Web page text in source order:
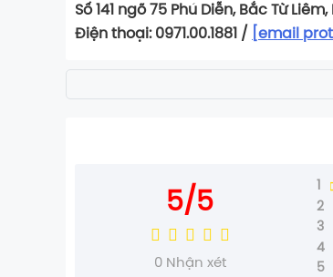
Số 141 ngõ 75 Phú Diễn, Bắc Từ Liêm,
Điện thoại: 0971.00.1881 /
[email
5/5
0 Nhận xét
1
2
3
4
5